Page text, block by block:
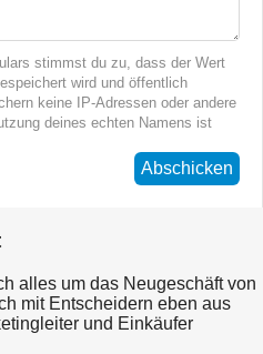
stimmst du zu, dass der Wert
wird und öffentlich
keine IP-Adressen oder andere
deines echten Namens ist
Abschicken
alles um das Neugeschäft von
mit Entscheidern eben aus
und Einkäufer